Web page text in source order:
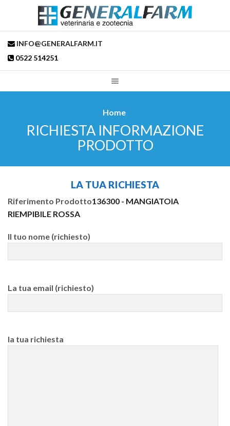
INFO@GENERALFARM.IT
0522 514251
Home
RICHIESTA INFORMAZIONE
PRODOTTO
LA TUA RICHIESTA
Riferimento Prodotto136300 - MANGIATOIA
RIEMPIBILE ROSSA
Il tuo nome (richiesto)
La tua email (richiesto)
la tua richiesta